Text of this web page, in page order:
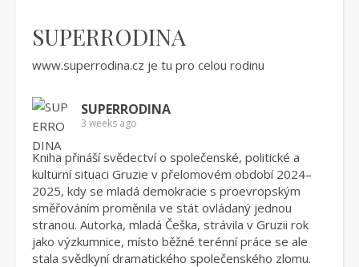
SUPERRODINA
www.superrodina.cz je tu pro celou rodinu
SUPERRODINA
3 weeks ago
Kniha přináší svědectví o společenské, politické a
kulturní situaci Gruzie v přelomovém období 2024–
2025, kdy se mladá demokracie s proevropským
směřováním proměnila ve stát ovládaný jednou
stranou. Autorka, mladá Češka, strávila v Gruzii rok
jako výzkumnice, místo běžné terénní práce se ale
stala svědkyní dramatického společenského zlomu.